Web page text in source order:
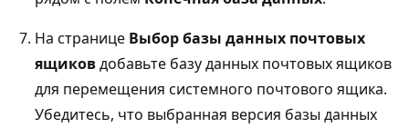
На странице Выбор базы данных почтовых
ящиковдобавьте базу данных почтовых ящиков
для перемещения системного почтового ящика.
Убедитесь, что выбранная версия базы данных